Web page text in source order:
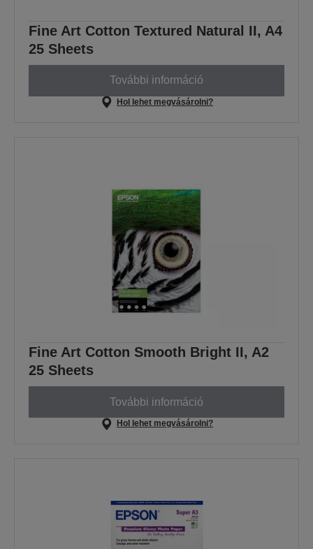
Fine Art Cotton Textured Natural II, A4
25 Sheets
További információ
Hol lehet megvásárolni?
Fine Art Cotton Smooth Bright II, A2
25 Sheets
További információ
Hol lehet megvásárolni?